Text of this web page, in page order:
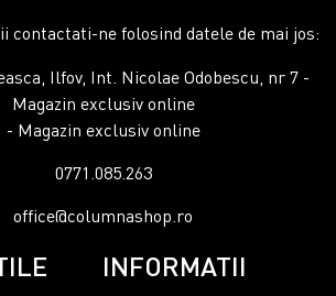
contactati-ne folosind datele de mai jos:
Ilfov, Int. Nicolae Odobescu, nr 7 -
Magazin exclusiv online
- Magazin exclusiv online
0771.085.263
office@columnashop.ro
INFORMATII